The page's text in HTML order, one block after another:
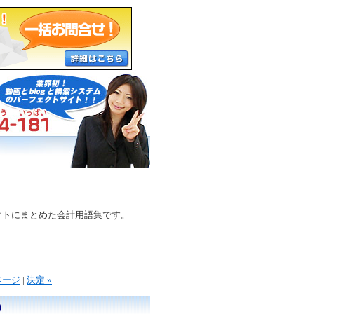
にまとめた会計用語集です。
ジ | 決定 »